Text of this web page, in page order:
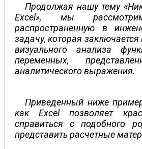
Продолжая нашу тему
Excel», мы
распространенную в
задачу, которая
визуального анализа
переменных,
аналитического выражения.
Приведенный ниже
как Excel позволяет
справиться с подобного
представить расчетные